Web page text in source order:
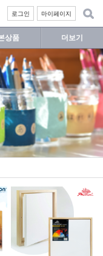
마이페이지
로그인
상품 더보기